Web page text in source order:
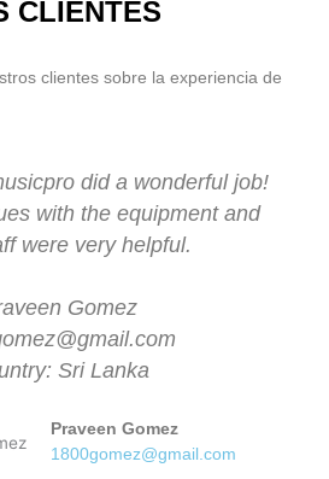
CLIENTES
clientes sobre la experiencia de
did a wonderful job!
with the equipment and
were very helpful.
Gomez
Sri Lanka
Praveen Gomez
1800gomez@gmail.com